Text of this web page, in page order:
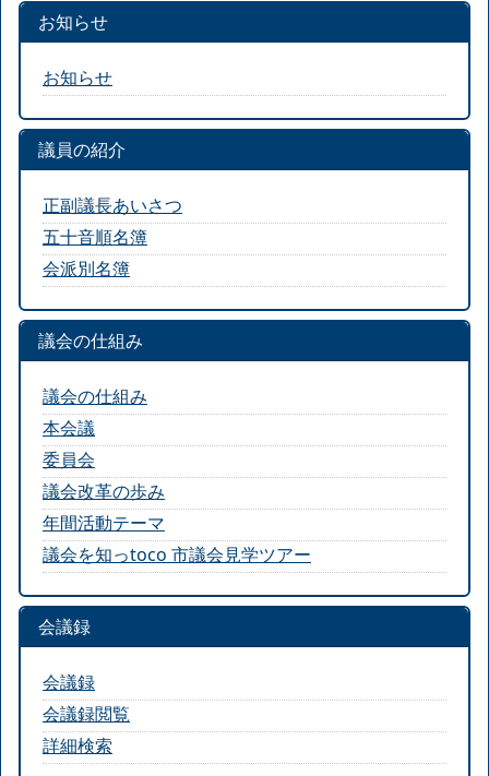
お知らせ
お知らせ
議員の紹介
正副議長あいさつ
五十音順名簿
会派別名簿
議会の仕組み
議会の仕組み
本会議
委員会
議会改革の歩み
年間活動テーマ
議会を知っtoco 市議会見学ツアー
会議録
会議録
会議録閲覧
詳細検索